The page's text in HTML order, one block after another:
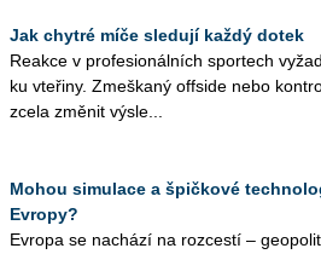
Jak chytré míče sledují každý dotek
Re­ak­ce v pro­fe­si­o­nál­ních spor­tech
ku vte­ři­ny. Zmeš­ka­ný off­si­de nebo
zcela změ­nit vý­sle...
Mohou simulace a špičkové
Evropy?
Ev­ro­pa se na­chá­zí na roz­ces­tí –